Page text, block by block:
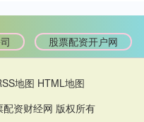
股票配资开户网
地图 HTML地图
配资财经网 版权所有